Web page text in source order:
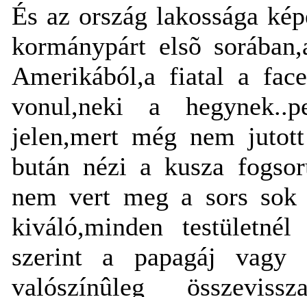
És az ország lakossága
kormánypárt elsõ
Amerikából,a fiatal a
vonul,neki a
jelen,mert még nem
bután nézi a kusza
nem vert meg a sors sok
kiváló,minden testületnél
szerint a papagáj vagy
valószínûleg